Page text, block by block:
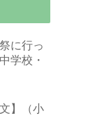
に行っ
学校・
】（小